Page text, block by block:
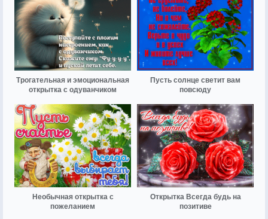
Трогательная и эмоциональная
открытка с одуванчиком
Пусть солнце светит вам
повсюду
Необычная открытка с
пожеланием
Открытка Всегда будь на
позитиве